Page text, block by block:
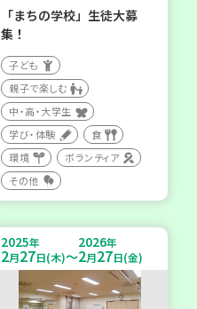
「まちの学校」生徒大募
集！
子ども
親子で楽しむ
中・高・大学生
学び・体験
食
環境
ボランティア
その他
2025年
2月27日(木)～
2026年
2月27日(金)